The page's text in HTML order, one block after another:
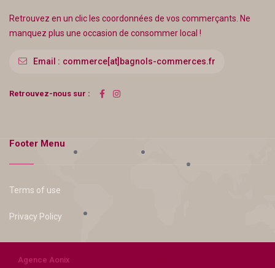
Retrouvez en un clic les coordonnées de vos commerçants. Ne
manquez plus une occasion de consommer local !
Email : commerce[at]bagnols-commerces.fr
Retrouvez-nous sur :
Footer Menu
Terms of use
Privacy Policy
Agence Aonix